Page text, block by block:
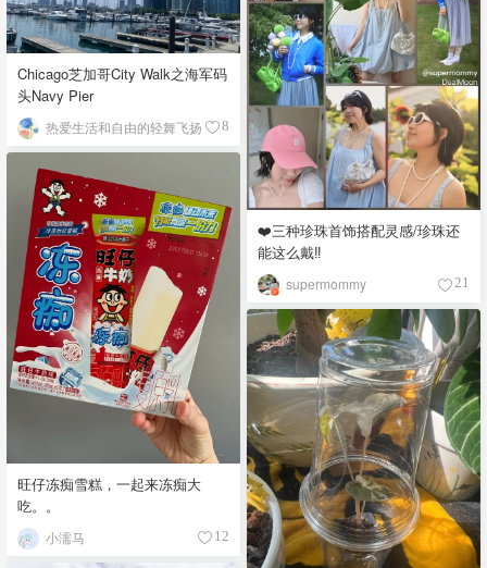
❤️三种珍珠首饰搭配灵感/珍珠还
能这么戴‼️
supermommy 21
Chicago芝加哥City Walk之海军码
头Navy Pier
热爱生活和自由的轻舞飞扬 8
旺仔冻痴雪糕，一起来冻痴大
吃。。
小濡马 12